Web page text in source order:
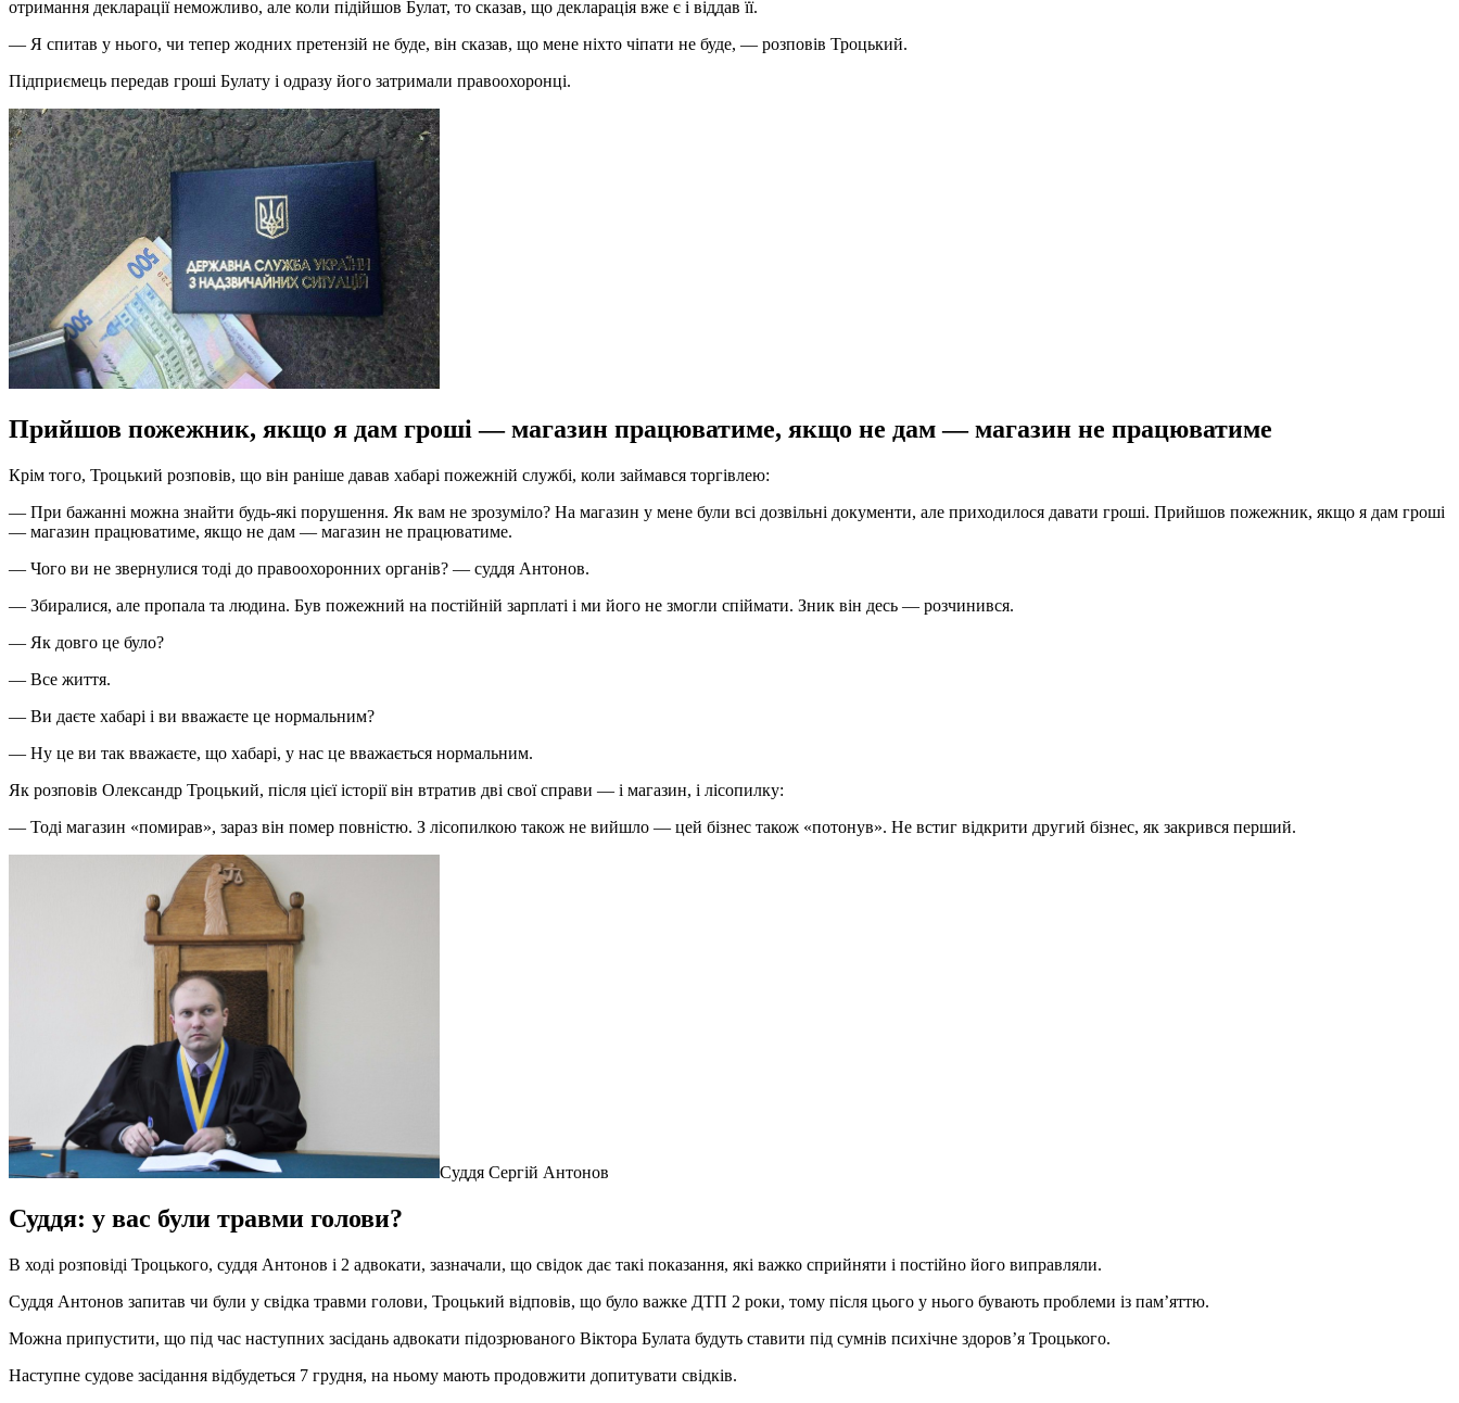
отримання декларації неможливо, але коли підійшов Булат, то сказав, що декларація вже є і віддав її.
— Я спитав у нього, чи тепер жодних претензій не буде, він сказав, що мене ніхто чіпати не буде, — розповів Троцький.
Підприємець передав гроші Булату і одразу його затримали правоохоронці.
Прийшов пожежник, якщо я дам гроші — магазин працюватиме, якщо не дам — магазин не працюватиме
Крім того, Троцький розповів, що він раніше давав хабарі пожежній службі, коли займався торгівлею:
— При бажанні можна знайти будь-які порушення. Як вам не зрозуміло? На магазин у мене були всі дозвільні документи, але приходилося давати гроші. Прийшов пожежник, якщо я дам гроші
— магазин працюватиме, якщо не дам — магазин не працюватиме.
— Чого ви не звернулися тоді до правоохоронних органів? — суддя Антонов.
— Збиралися, але пропала та людина. Був пожежний на постійній зарплаті і ми його не змогли спіймати. Зник він десь — розчинився.
— Як довго це було?
— Все життя.
— Ви даєте хабарі і ви вважаєте це нормальним?
— Ну це ви так вважаєте, що хабарі, у нас це вважається нормальним.
Як розповів Олександр Троцький, після цієї історії він втратив дві свої справи — і магазин, і лісопилку:
— Тоді магазин «помирав», зараз він помер повністю. З лісопилкою також не вийшло — цей бізнес також «потонув». Не встиг відкрити другий бізнес, як закрився перший.
Суддя Сергій Антонов
Суддя: у вас були травми голови?
В ході розповіді Троцького, суддя Антонов і 2 адвокати, зазначали, що свідок дає такі показання, які важко сприйняти і постійно його виправляли.
Суддя Антонов запитав чи були у свідка травми голови, Троцький відповів, що було важке ДТП 2 роки, тому після цього у нього бувають проблеми із пам’яттю.
Можна припустити, що під час наступних засідань адвокати підозрюваного Віктора Булата будуть ставити під сумнів психічне здоров’я Троцького.
Наступне судове засідання відбудеться 7 грудня, на ньому мають продовжити допитувати свідків.